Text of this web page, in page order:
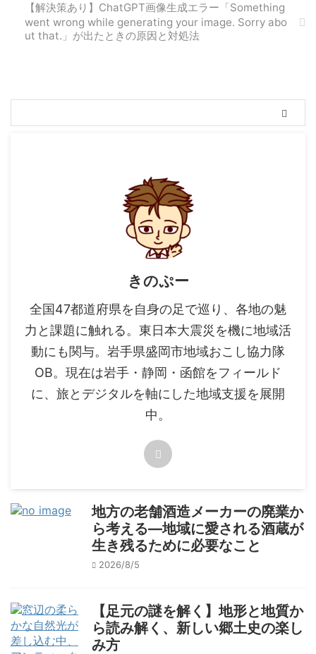
【解決策あり】ChatGPT画像生成エラー「Something
went wrong while generating your image. Sorry abo
ut that.」が出たときの原因と対処法
きのぷー
全国47都道府県を自身の足で巡り、各地の魅
力と課題に触れる。東日本大震災を機に地域活
動にも関与。岩手県盛岡市地域おこし協力隊
OB。現在は岩手・静岡・函館をフィールド
に、旅とデジタルを軸にした地域支援を展開
中。
地方の老舗酒造メーカーの廃業か
ら考える―地域に愛される酒蔵が
生き残るために必要なこと
2026/8/5
【足元の謎を解く】地形と地質か
ら読み解く、新しい郷土史の楽し
み方